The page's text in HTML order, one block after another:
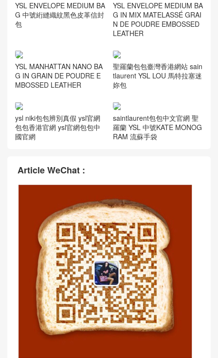
YSL ENVELOPE MEDIUM BA
G 中號絎縫織紋黑色皮革信封
包
YSL ENVELOPE MEDIUM BA
G IN MIX MATELASSÉ GRAI
N DE POUDRE EMBOSSED
LEATHER
YSL MANHATTAN NANO BA
G IN GRAIN DE POUDRE E
MBOSSED LEATHER
聖羅蘭包包臺灣香港網站 sain
tlaurent YSL LOU 馬特拉塞迷
妳包
ysl niki包包辨別真假 ysl官網
包包香港官網 ysl官網包包中
國官網
saintlaurent包包中文官網 聖
羅蘭 YSL 中號KATE MONOG
RAM 流蘇手袋
Article WeChat :